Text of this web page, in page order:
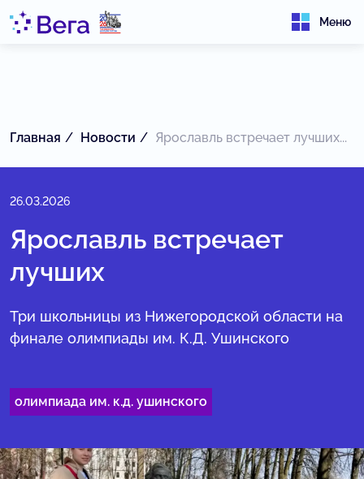
Меню
Главная Новости Ярославль встречает лучших...
26.03.2026
Ярославль встречает
лучших
Три школьницы из Нижегородской области на
финале олимпиады им. К.Д. Ушинского
олимпиада им. к.д. ушинского